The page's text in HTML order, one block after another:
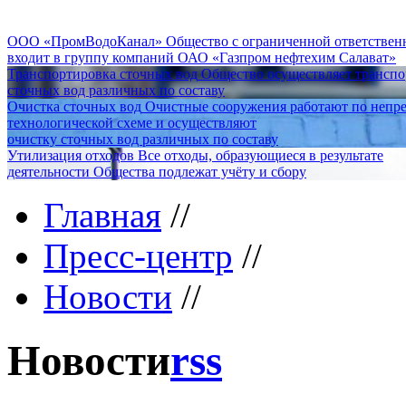
ООО «ПромВодоКанал» Общество с ограниченной
входит в группу компаний ОАО «Газпром нефтехим Салават»
Транспортировка сточных вод Общество осуществляет
сточных вод различных по составу
Очистка сточных вод Очистные сооружения работают по
технологической схеме и осуществляют
очистку сточных вод различных по составу
Утилизация отходов Все отходы, образующиеся в результате
деятельности Общества подлежат учёту и сбору
Главная //
Пресс-центр //
Новости //
Новостиrss